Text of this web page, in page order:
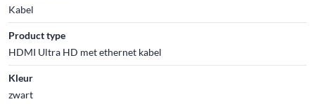
Kabel
Product type
HDMI Ultra HD met ethernet kabel
Kleur
zwart